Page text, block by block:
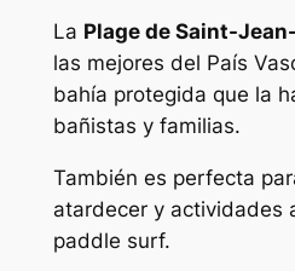
La Plage de Saint-
las mejores del País
bahía protegida que la
bañistas y familias.
También es perfecta
atardecer y actividades
paddle surf.